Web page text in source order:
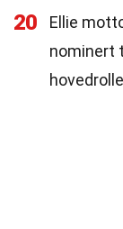
20
Ellie
nominert